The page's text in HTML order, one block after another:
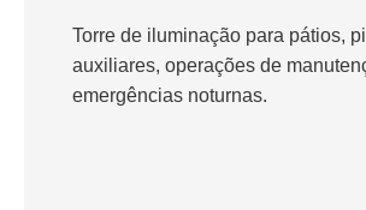
Torre de iluminação para pátios,
auxiliares, operações de
emergências noturnas.